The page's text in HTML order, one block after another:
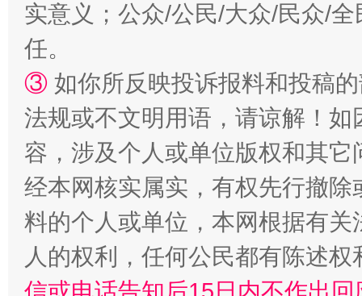
实意义；公众/公民/大众/民众/
任。
③ 如你所反映投诉报料和投稿
法规或不文明用语，请谅解！
容，涉及个人或单位版权和其它
经本网核实属实，有权先行撤
料的个人或单位，本网根据有
人的权利，任何公民都有陈述